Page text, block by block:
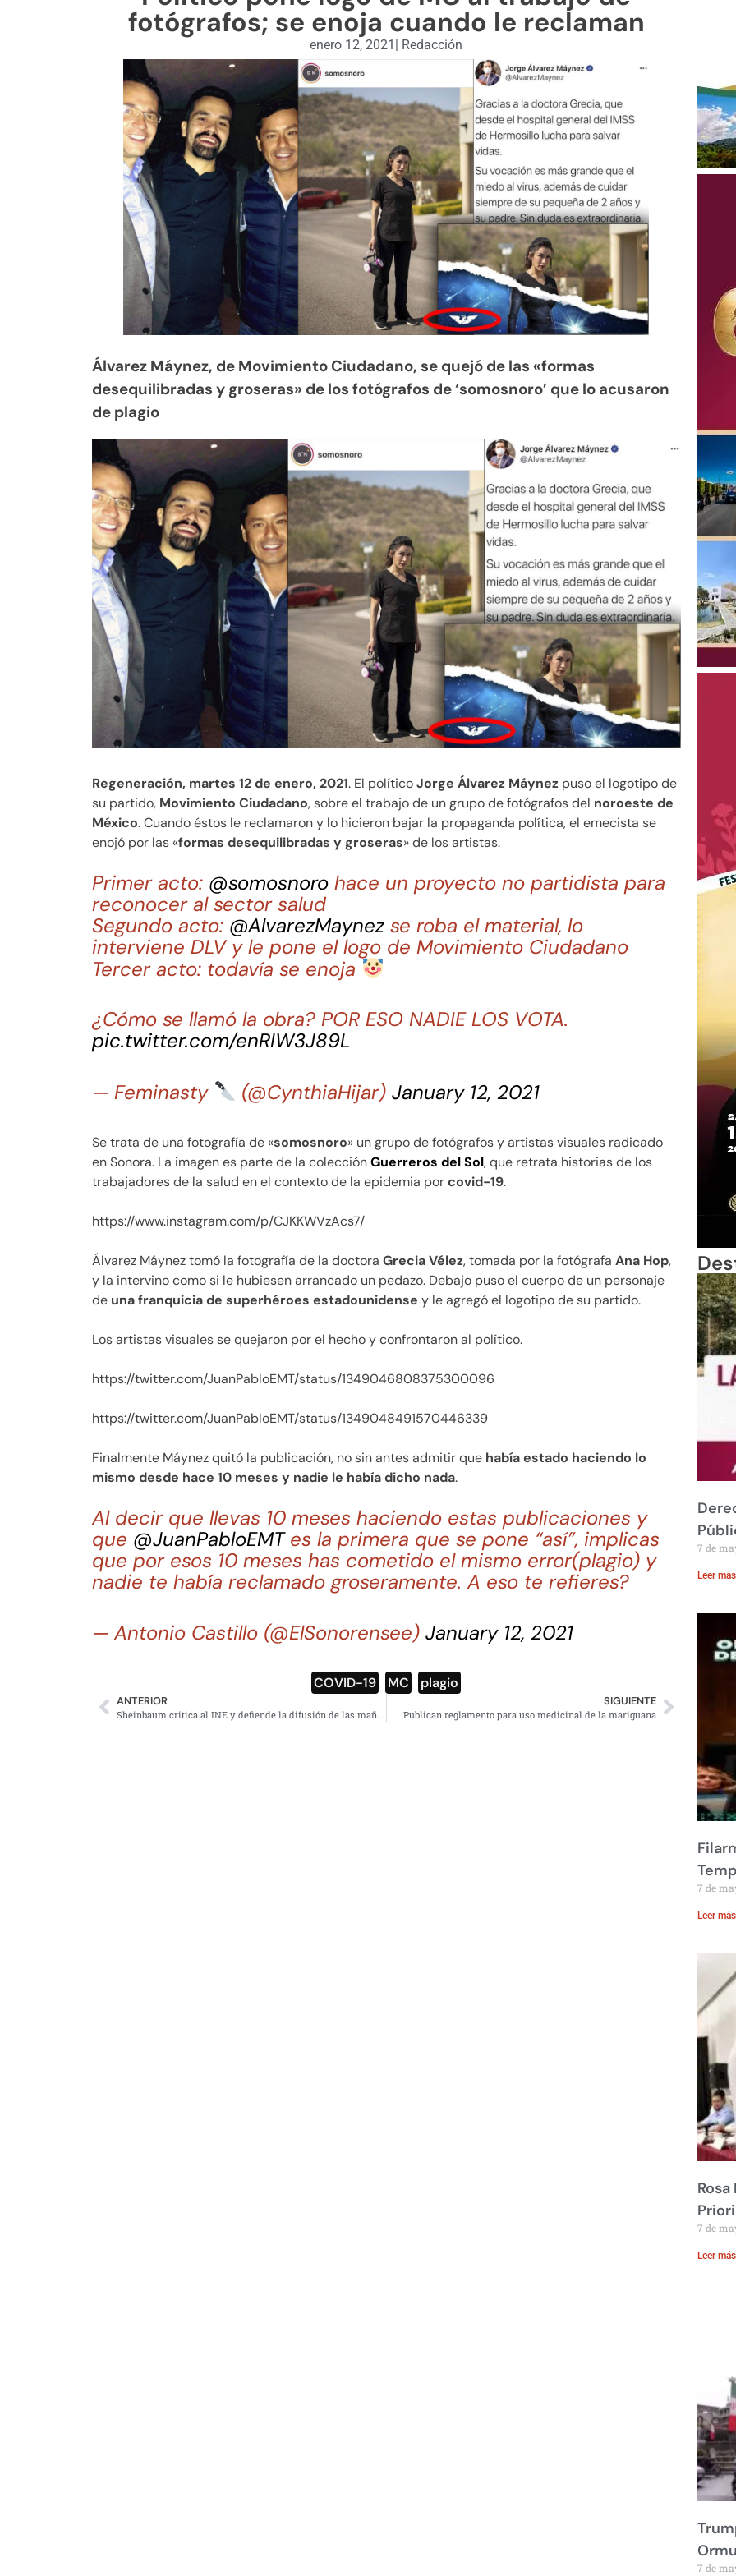
fotógrafos; se enoja cuando le reclaman
enero 12, 2021 Redacción
Álvarez Máynez, de Movimiento Ciudadano, se quejó de las «formas
desequilibradas y groseras» de los fotógrafos de ‘somosnoro’ que lo acusaron
de plagio
Regeneración, martes 12 de enero, 2021. El políticoJorge Álvarez Máynez puso el logotipo de
su partido, Movimiento Ciudadano, sobre el trabajo de un grupo de fotógrafos del noroeste de
México. Cuando éstos le reclamaron y lo hicieron bajar la propaganda política, el emecista se
enojó por las «formas desequilibradas y groseras» de los artistas.
Primer acto: @somosnoro hace un proyecto no partidista para
reconocer al sector salud
Segundo acto: @AlvarezMaynez se roba el material, lo
interviene DLV y le pone el logo de Movimiento Ciudadano
Tercer acto: todavía se enoja
¿Cómo se llamó la obra? POR ESO NADIE LOS VOTA.
pic.twitter.com/enRIW3J89L
— Feminasty (@CynthiaHijar)January 12, 2021
Se trata de una fotografía de «somosnoro» un grupo de fotógrafos y artistas visuales radicado
en Sonora. La imagen es parte de la colecciónGuerreros del Sol, que retrata historias de los
trabajadores de la salud en el contexto de la epidemia porcovid-19.
https://www.instagram.com/p/CJKKWVzAcs7/
Álvarez Máynez tomó la fotografía de la doctora Grecia Vélez, tomada por la fotógrafa Ana Hop,
y la intervino como si le hubiesen arrancado un pedazo. Debajo puso el cuerpo de un personaje
de una franquicia de superhéroes estadounidense y le agregó el logotipo de su partido.
Los artistas visuales se quejaron por el hecho y confrontaron al político.
https://twitter.com/JuanPabloEMT/status/1349046808375300096
https://twitter.com/JuanPabloEMT/status/1349048491570446339
Finalmente Máynez quitó la publicación, no sin antes admitir que había estado haciendo lo
mismo desde hace 10 meses y nadie le había dicho nada.
Al decir que llevas 10 meses haciendo estas publicaciones y
que @JuanPabloEMTes la primera que se pone “así”, implicas
que por esos 10 meses has cometido el mismo error(plagio) y
nadie te había reclamado groseramente. A eso te refieres?
— Antonio Castillo (@ElSonorensee) January 12, 2021
COVID-19 MC plagio
ANTERIOR SIGUIENTE
Publican reglamento para uso medicinal de la mariguana
7 de
Leer
7 de
Leer
7 de
Leer
7 de